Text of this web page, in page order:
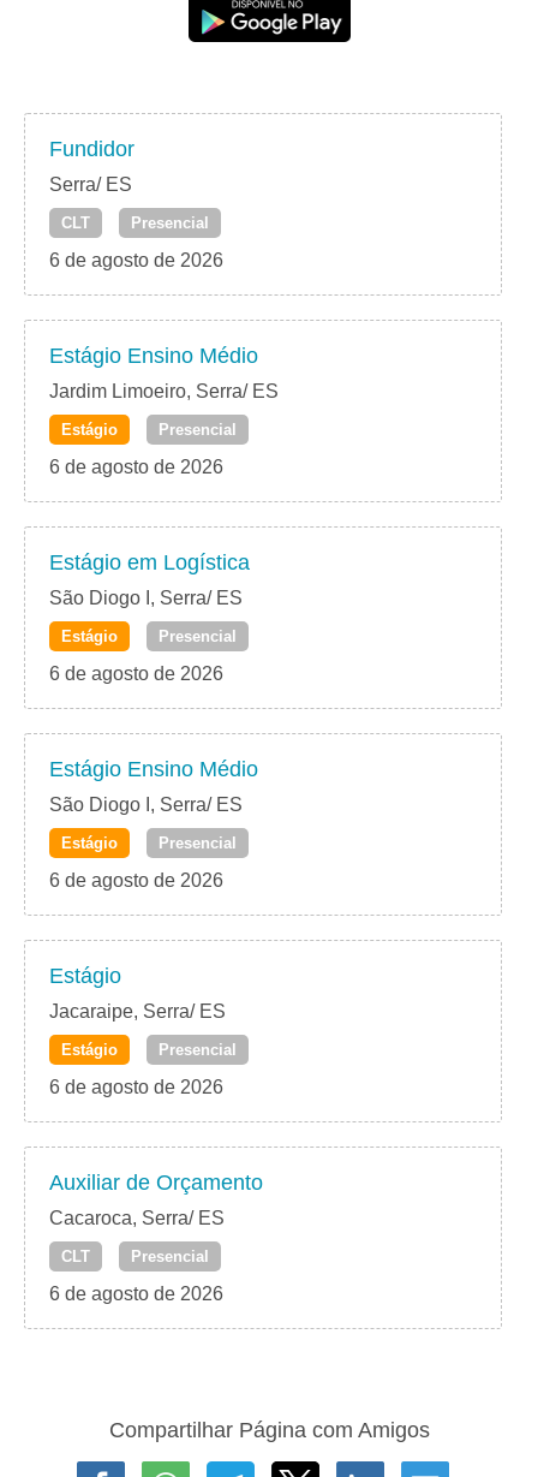
Fundidor
Serra/ ES
CLT Presencial
6 de agosto de 2026
Estágio Ensino Médio
Jardim Limoeiro, Serra/ ES
Estágio Presencial
6 de agosto de 2026
Estágio em Logística
São Diogo I, Serra/ ES
Estágio Presencial
6 de agosto de 2026
Estágio Ensino Médio
São Diogo I, Serra/ ES
Estágio Presencial
6 de agosto de 2026
Estágio
Jacaraipe, Serra/ ES
Estágio Presencial
6 de agosto de 2026
Auxiliar de Orçamento
Cacaroca, Serra/ ES
CLT Presencial
6 de agosto de 2026
Compartilhar Página com Amigos